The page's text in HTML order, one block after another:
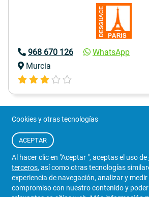
968 670 126
WhatsApp
Murcia
Cookies y otras tecnologías
ACEPTAR
Al hacer clic en "Aceptar ", aceptas el uso de
terceros, así como otras tecnologías
experiencia de navegación, analizar y
compromiso con nuestro contenido y